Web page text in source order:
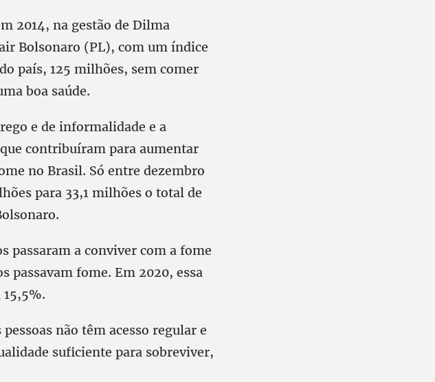
2014, na gestão de Dilma
Bolsonaro (PL), com um índice
país, 125 milhões, sem comer
boa saúde.
e de informalidade e a
contribuíram para aumentar
no Brasil. Só entre dezembro
para 33,1 milhões o total de
passaram a conviver com a fome
passavam fome. Em 2020, essa
não têm acesso regular e
suficiente para sobreviver,